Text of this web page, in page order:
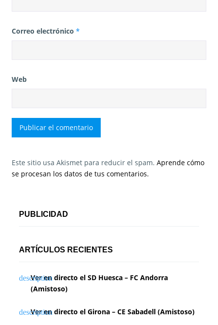
Correo electrónico *
Web
Este sitio usa Akismet para reducir el spam. Aprende cómo
se procesan los datos de tus comentarios.
PUBLICIDAD
ARTÍCULOS RECIENTES
Ver en directo el SD Huesca – FC Andorra
(Amistoso)
Ver en directo el Girona – CE Sabadell (Amistoso)